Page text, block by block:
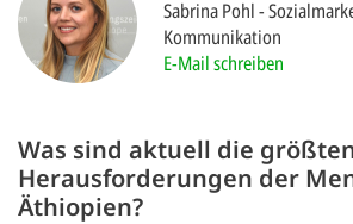
Sabrina Pohl
Kommunikation
E-Mail schreiben
Was sind aktuell die
Herausforderungen der
Äthiopien?